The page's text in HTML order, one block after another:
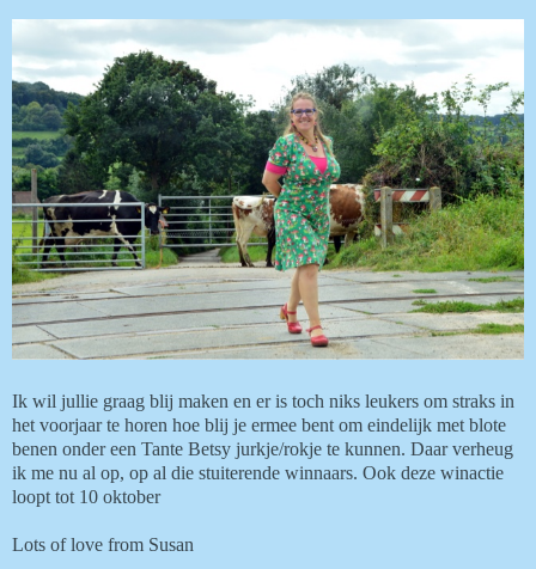
Ik wil jullie graag blij maken en er is toch niks leukers om straks in
het voorjaar te horen hoe blij je ermee bent om eindelijk met blote
benen onder een Tante Betsy jurkje/rokje te kunnen. Daar verheug
ik me nu al op, op al die stuiterende winnaars. Ook deze winactie
loopt tot 10 oktober
Lots of love from Susan